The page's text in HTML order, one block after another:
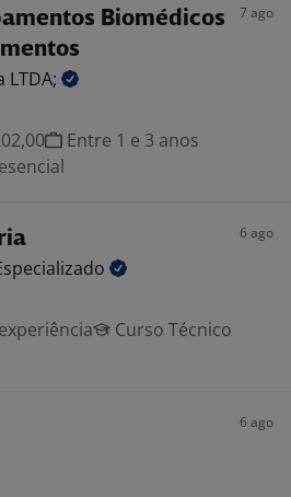
Biomédicos
7 ago
LTDA;
Entre 1 e 3 anos
6 ago
Curso Técnico
6 ago